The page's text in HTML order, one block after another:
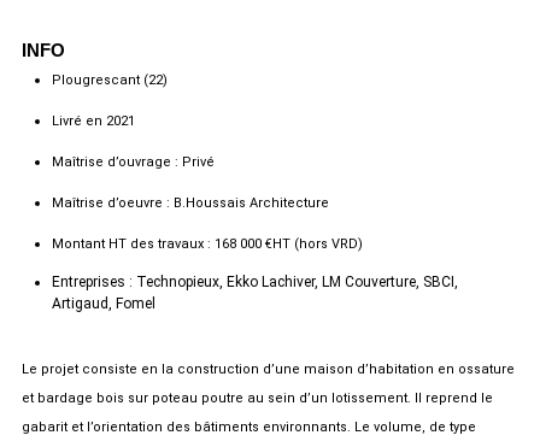
INFO
Plougrescant (22)
Livré en 2021
Maîtrise d’ouvrage : Privé
Maîtrise d’oeuvre : B.Houssais Architecture
Montant HT des travaux : 168 000 €HT (hors VRD)
Entreprises : Technopieux, Ekko Lachiver, LM Couverture, SBCI,
Artigaud, Fomel
Le projet consiste en la construction d’une maison d’habitation en ossature
et bardage bois sur poteau poutre au sein d’un lotissement. Il reprend le
gabarit et l’orientation des bâtiments environnants. Le volume, de type